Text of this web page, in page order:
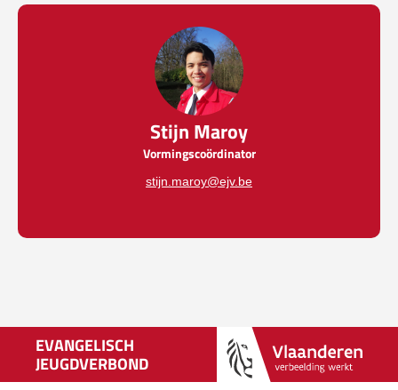
Stijn Maroy
Vormingscoördinator
stijn.maroy@ejv.be
EVANGELISCH
JEUGDVERBOND